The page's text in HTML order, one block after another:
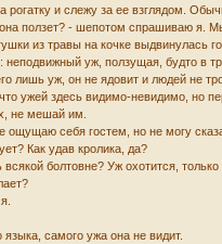
рогатку и слежу за ее взглядом.
ползет? - шепотом спрашиваю я.
из травы на кочке выдвинулась
неподвижный уж, ползущая, будто в
лишь уж, он не ядовит и людей не
ужей здесь видимо-невидимо, но
не мешай им.
ощущаю себя гостем, но не могу
Как удав кролика, да?
болтовне? Уж охотится, только
языка, самого ужа она не видит.